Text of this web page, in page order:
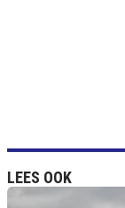
LEES OOK